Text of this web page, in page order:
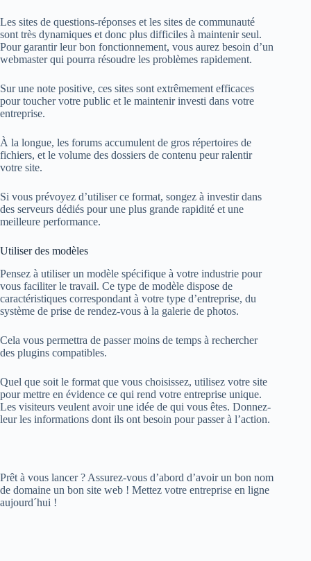
Les sites de questions-réponses et les sites de communauté
sont très dynamiques et donc plus difficiles à maintenir seul.
Pour garantir leur bon fonctionnement, vous aurez besoin d’un
webmaster qui pourra résoudre les problèmes rapidement.
Sur une note positive, ces sites sont extrêmement efficaces
pour toucher votre public et le maintenir investi dans votre
entreprise.
À la longue, les forums accumulent de gros répertoires de
fichiers, et le volume des dossiers de contenu peur ralentir
votre site.
Si vous prévoyez d’utiliser ce format, songez à investir dans
des serveurs dédiés pour une plus grande rapidité et une
meilleure performance.
Utiliser des modèles
Pensez à utiliser un modèle spécifique à votre industrie pour
vous faciliter le travail. Ce type de modèle dispose de
caractéristiques correspondant à votre type d’entreprise, du
système de prise de rendez-vous à la galerie de photos.
Cela vous permettra de passer moins de temps à rechercher
des plugins compatibles.
Quel que soit le format que vous choisissez, utilisez votre site
pour mettre en évidence ce qui rend votre entreprise unique.
Les visiteurs veulent avoir une idée de qui vous êtes. Donnez-
leur les informations dont ils ont besoin pour passer à l’action.
Prêt à vous lancer ? Assurez-vous d’abord d’avoir un bon nom
de domaine un bon site web ! Mettez votre entreprise en ligne
aujourd´hui !